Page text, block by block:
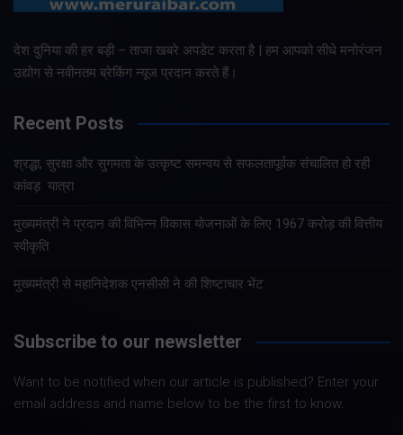
देश दुनिया की हर बड़ी – ताजा खबरे अपडेट करता है | हम आपको सीधे मनोरंजन
उद्योग से नवीनतम ब्रेकिंग न्यूज प्रदान करते हैं।
Recent Posts
श्रद्धा, सुरक्षा और सुगमता के उत्कृष्ट समन्वय से सफलतापूर्वक संचालित हो रही
कांवड़ यात्रा
मुख्यमंत्री ने प्रदान की विभिन्न विकास योजनाओं के लिए 1967 करोड़ की वित्तीय
स्वीकृति
मुख्यमंत्री से महानिदेशक एनसीसी ने की शिष्टाचार भेंट
Subscribe to our newsletter
Want to be notified when our article is published? Enter your
email address and name below to be the first to know.